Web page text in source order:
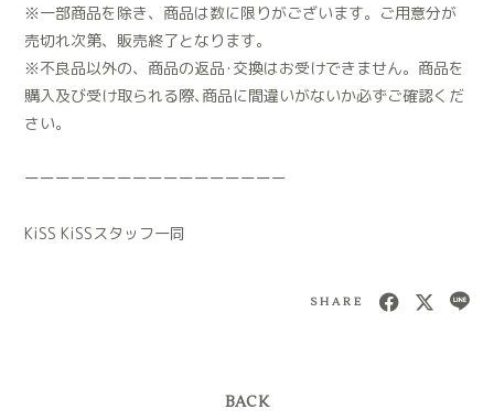
※一部商品を除き、商品は数に限りがございます。ご用意分が
売切れ次第、販売終了となります。
※不良品以外の、商品の返品･交換はお受けできません。商品を
購入及び受け取られる際､商品に間違いがないか必ずご確認くだ
さい。
ーーーーーーーーーーーーーーーーー
KiSS KiSSスタッフ一同
SHARE
BACK